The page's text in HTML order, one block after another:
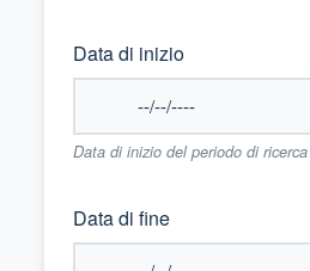
Data di inizio
Data di inizio del periodo di ricerca
Data di fine